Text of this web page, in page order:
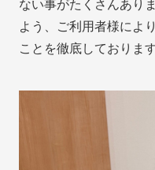
ない事がたくさんあり
よう、ご利用者様によ
ことを徹底しております